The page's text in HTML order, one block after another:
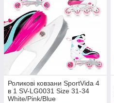
Роликові ковзани SportVida 4
в 1 SV-LG0031 Size 31-34
White/Pink/Blue